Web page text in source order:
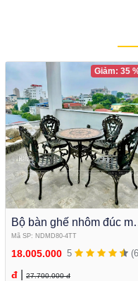
Bộ bàn ghế nhôm đúc
đá tròn cao cấp để sân
vườn NDMD80-4TT
Mã SP: NDMD80-4TT
5
18.005.000
đ
27.700.000 đ
Giảm: 35